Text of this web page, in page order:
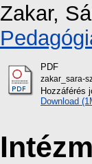
Zakar,
PDF
zakar_sara-
Hozzáférés
Download